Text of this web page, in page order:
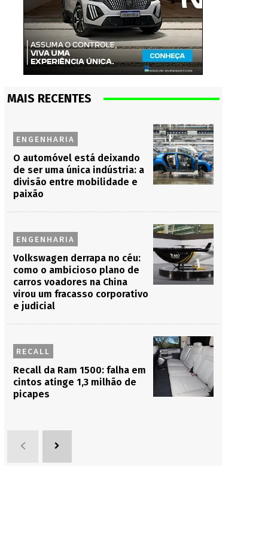
MAIS RECENTES
ENGENHARIA
O automóvel está deixando
de ser uma única indústria: a
divisão entre mobilidade e
paixão
ENGENHARIA
Volkswagen derrapa no céu:
como o ambicioso plano de
carros voadores na China
virou um fracasso corporativo
e judicial
RECALL
Recall da Ram 1500: falha em
cintos atinge 1,3 milhão de
picapes